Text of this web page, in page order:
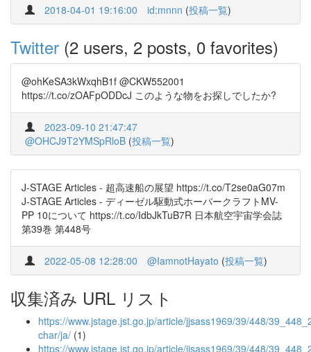
2018-04-01 19:16:00 id:mnnn (投稿一覧)
Twitter (2 users, 2 posts, 0 favorites)
@ohKeSA3kWxqhB1f @CKW552001
https://t.co/zOAFpODDcJ このような物をお探しでしたか?
2023-09-10 21:47:47
@OHCJ9T2YMSpRloB (投稿一覧)
J-STAGE Articles - 超高速船の展望 https://t.co/T2se0aG07m
J-STAGE Articles - ディーゼル駆動式ホーバークラフトMV-
PP 10について https://t.co/IdbJkTuB7R 日本航空宇宙学会誌
第39巻 第448号
2022-05-08 12:28:00 @IamnotHayato (投稿一覧)
収集済み URL リスト
https://www.jstage.jst.go.jp/article/jjsass1969/39/448/
char/ja/ (1)
https://www.jstage.jst.go.jp/article/jjsass1969/39/448/